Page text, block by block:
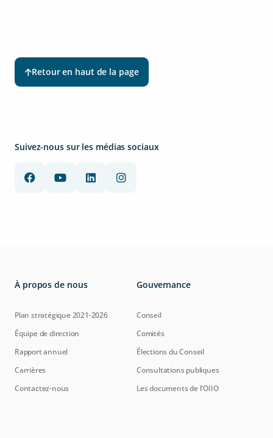
Retour en haut de la page
Suivez-nous sur les médias sociaux
À propos de nous
Plan stratégique 2021-2026
Équipe de direction
Rapport annuel
Carrières
Contactez-nous
Gouvernance
Conseil
Comités
Élections du Conseil
Consultations publiques
Les documents de l'OIIO